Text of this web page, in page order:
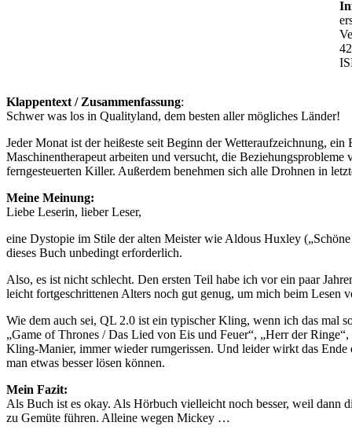
Klappentext / Zusammenfassung:
Schwer was los in Qualityland, dem besten aller mögliches Länder!
Jeder Monat ist der heißeste seit Beginn der Wetteraufzeichnung,
Maschinentherapeut arbeiten und versucht, die
ferngesteuerten Killer. Außerdem benehmen sich alle Drohnen in
Meine Meinung:
Liebe Leserin, lieber Leser,
eine Dystopie im Stile der alten Meister wie Aldous Huxley
dieses Buch unbedingt erforderlich.
Also, es ist nicht schlecht. Den ersten Teil habe ich vor ein paar
leicht fortgeschrittenen Alters noch gut genug, um mich beim Lesen
Wie dem auch sei, QL 2.0 ist ein typischer Kling, wenn ich das mal
„Game of Thrones / Das Lied von Eis und Feuer“, „Herr der
Kling-Manier, immer wieder rumgerissen. Und leider wirkt das
man etwas besser lösen können.
Mein Fazit:
Als Buch ist es okay. Als Hörbuch vielleicht noch besser, weil dann
zu Gemüte führen. Alleine wegen Mickey …